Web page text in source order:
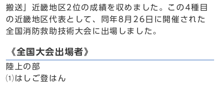
搬送」近畿地区2位の成績を収めました。この4種目
の近畿地区代表として、同年8月26日に開催された
全国消防救助技術大会に出場しました。
《全国大会出場者》
陸上の部
⑴はしご登はん